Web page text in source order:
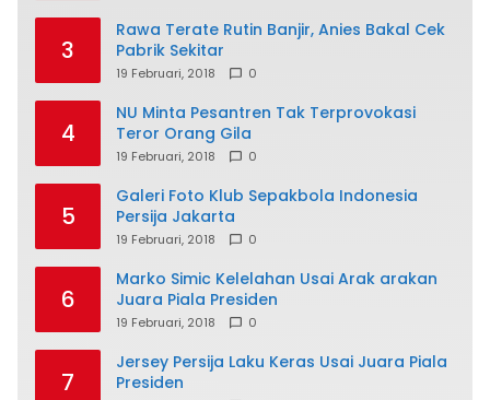
3
Rawa Terate Rutin Banjir, Anies Bakal Cek
Pabrik Sekitar
19 Februari, 2018 0
4
NU Minta Pesantren Tak Terprovokasi
Teror Orang Gila
19 Februari, 2018 0
5
Galeri Foto Klub Sepakbola Indonesia
Persija Jakarta
19 Februari, 2018 0
6
Marko Simic Kelelahan Usai Arak arakan
Juara Piala Presiden
19 Februari, 2018 0
7
Jersey Persija Laku Keras Usai Juara Piala
Presiden